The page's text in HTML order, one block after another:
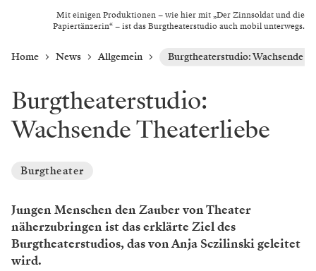
Mit einigen Produktionen – wie hier mit „Der Zinnsoldat und die
Papiertänzerin“ – ist das Burgtheaterstudio auch mobil unterwegs.
Home News Allgemein Burgtheaterstudio: Wachsende
Burgtheaterstudio:
Wachsende Theaterliebe
Burgtheater
Jungen Menschen den Zauber von Theater
näherzubringen ist das erklärte Ziel des
Burgtheaterstudios, das von Anja Sczilinski geleitet
wird.